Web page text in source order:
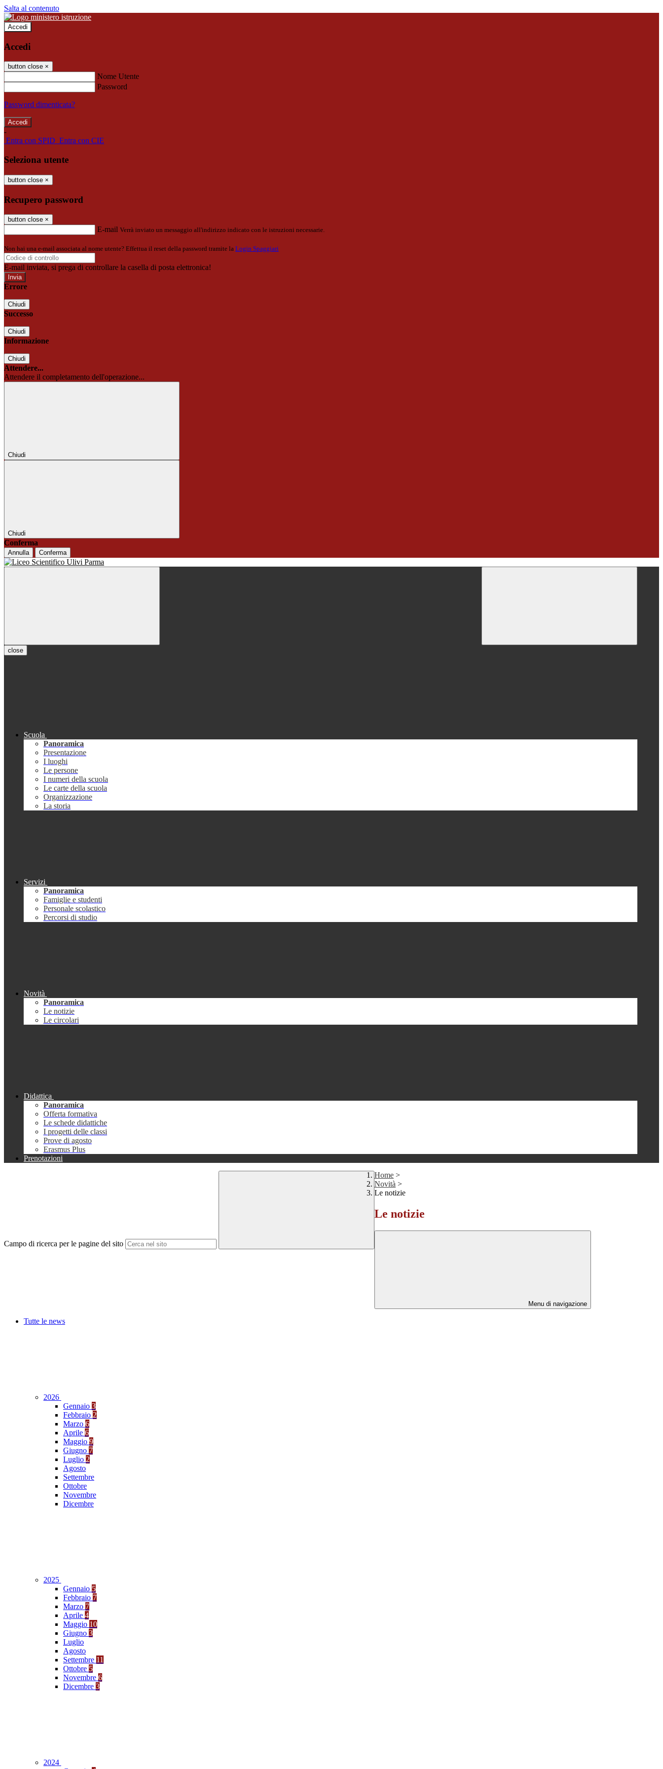
Salta al contenuto
Accedi
Accedi
button close ×
Nome Utente
Password
Password dimenticata?
-
Entra con SPID Entra con CIE
Seleziona utente
button close ×
Recupero password
button close ×
E-mail Verrà inviato un messaggio all'indirizzo indicato con le istruzioni necessarie.
Non hai una e-mail associata al nome utente? Effettua il reset della password tramite la Login Spaggiari
E-mail inviata, si prega di controllare la casella di posta elettronica!
Errore
Chiudi
Successo
Chiudi
Informazione
Chiudi
Attendere...
Attendere il completamento dell'operazione...
Chiudi
Chiudi
Conferma
Annulla Conferma
close
Scuola
Panoramica
Presentazione
I luoghi
Le persone
I numeri della scuola
Le carte della scuola
Organizzazione
La storia
Servizi
Panoramica
Famiglie e studenti
Personale scolastico
Percorsi di studio
Novità
Panoramica
Le notizie
Le circolari
Didattica
Panoramica
Offerta formativa
Le schede didattiche
I progetti delle classi
Prove di agosto
Erasmus Plus
Prenotazioni
Campo di ricerca per le pagine del sito
Home >
Novità >
Le notizie
Le notizie
Menu di navigazione
Tutte le news
2026
Gennaio 3
Febbraio 2
Marzo 6
Aprile 6
Maggio 9
Giugno 7
Luglio 2
Agosto
Settembre
Ottobre
Novembre
Dicembre
2025
Gennaio 5
Febbraio 7
Marzo 7
Aprile 4
Maggio 10
Giugno 3
Luglio
Agosto
Settembre 11
Ottobre 5
Novembre 6
Dicembre 3
2024